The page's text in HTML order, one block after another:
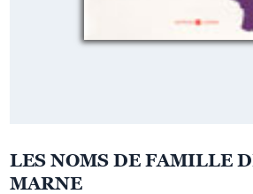
LES NOMS DE FAMILLE
MARNE